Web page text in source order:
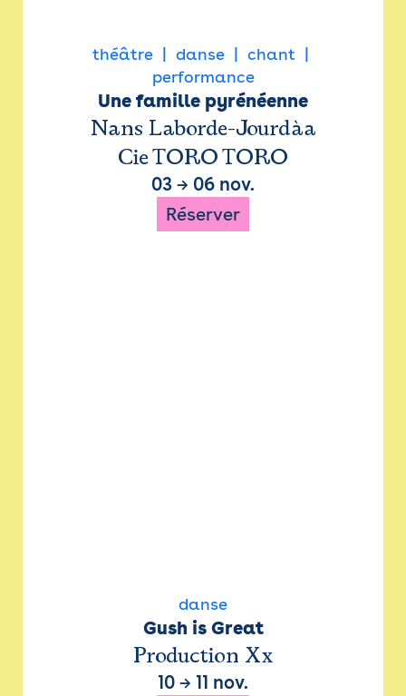
théâtre danse
chant
performance
Une famille pyrénéenne
Nans Laborde-Jourdàa
Cie TORO TORO
03 → 06 nov.
Réserver
danse
Gush is Great
Production Xx
10 → 11 nov.